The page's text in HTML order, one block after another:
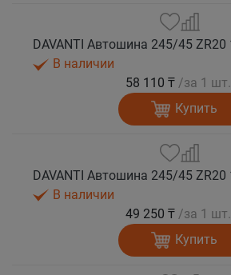
В наличии
58 110 ₸ /за 1 шт.
Купить
В наличии
49 250 ₸ /за 1 шт.
Купить